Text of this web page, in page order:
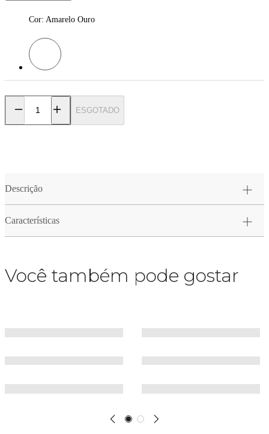
Cor: Amarelo Ouro
Cor: Amarelo Ouro
ESGOTADO
Descrição
Características
Você também pode gostar